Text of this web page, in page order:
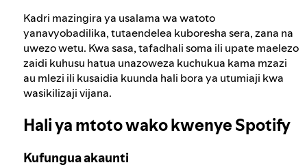
Kadri mazingira ya usalama wa watoto
yanavyobadilika, tutaendelea kuboresha sera, zana na
uwezo wetu. Kwa sasa, tafadhali soma ili upate maelezo
zaidi kuhusu hatua unazoweza kuchukua kama mzazi
au mlezi ili kusaidia kuunda hali bora ya utumiaji kwa
wasikilizaji vijana.
Hali ya mtoto wako kwenye Spotify
Kufungua akaunti